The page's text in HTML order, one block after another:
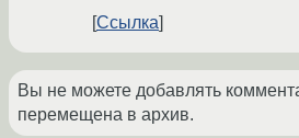
Ссылка
Вы не можете добавлять
перемещена в архив.